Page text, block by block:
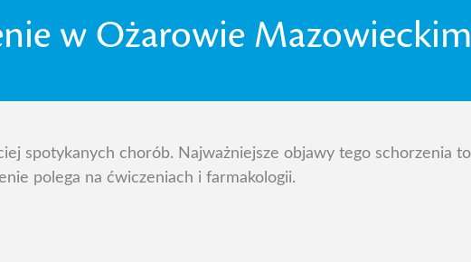
w Ożarowie
spotykanych chorób. Najważniejsze objawy tego schorzenia
polega na ćwiczeniach i farmakologii.